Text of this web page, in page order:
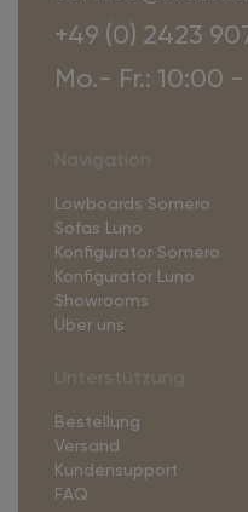
+49 (0) 2423
Mo.- Fr.: 10:00 -
Lowboards Somero
Sofas Luno
Konfigurator Somero
Konfigurator Luno
Showrooms
Über uns
Bestellung
Versand
Kundensupport
FAQ